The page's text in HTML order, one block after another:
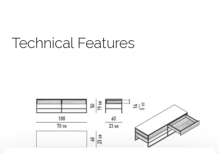
Technical Features